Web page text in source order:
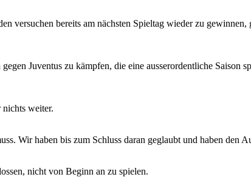
bereits am nächsten Spieltag wieder zu gewinnen,
Juventus zu kämpfen, die eine ausserordentliche Saison
weiter.
Wir haben bis zum Schluss daran geglaubt und haben den
nicht von Beginn an zu spielen.